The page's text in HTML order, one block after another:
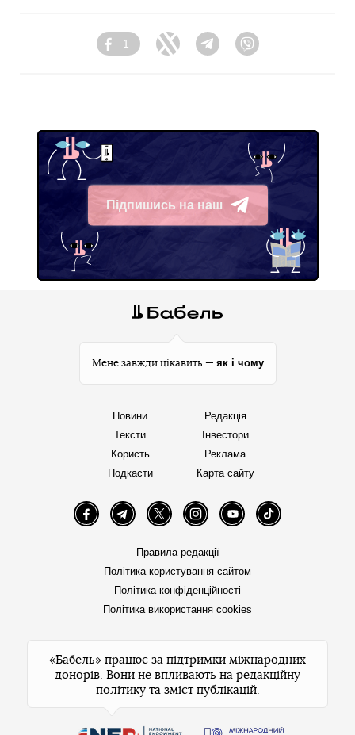
Facebook
1
Twitter TelegramViber
Підпишись на наш
Telegram
Мене завжди цікавить — як і чому
Новини
Тексти
Користь
Подкасти
Редакція
Інвестори
Реклама
Карта сайту
FacebookTelegramTwitter InstagramYouTube TikTok
Правила редакції
Політика користування сайтом
Політика конфіденційності
Політика використання cookies
«Бабель» працює за підтримки міжнародних
донорів. Вони не впливають на редакційну
політику та зміст публікацій.